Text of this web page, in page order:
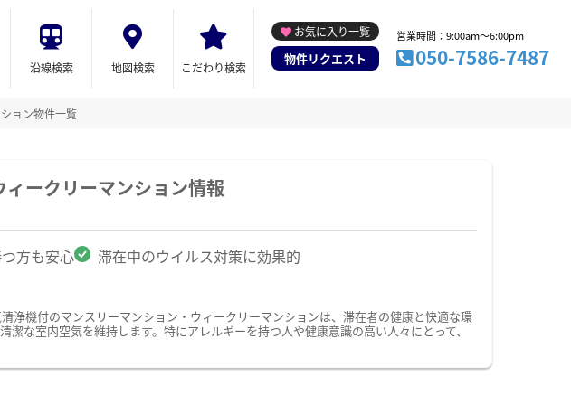
沿線検索 地図検索 こだわり検索
お気に入り一覧
物件リクエスト
営業時間：9:00am～6:00pm
050-7586-7487
ョン物件一覧
ークリーマンション情報
方も安心 滞在中のウイルス対策に効果的
機付のマンスリーマンション・ウィークリーマンションは、滞在者の健康と快適な環
な室内空気を維持します。特にアレルギーを持つ人や健康意識の高い人々にとって、